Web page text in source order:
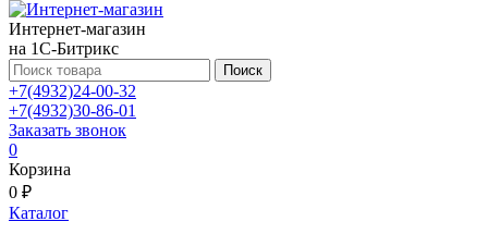
Интернет-магазин
на 1С-Битрикс
Поиск
+7(4932)24-00-32
+7(4932)30-86-01
Заказать звонок
0
Корзина
0 ₽
Каталог